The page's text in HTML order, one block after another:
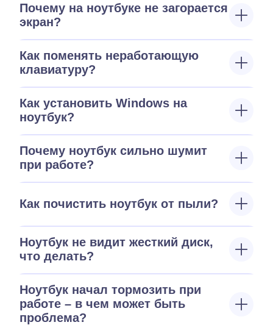
Почему на ноутбуке не загорается
экран?
Как поменять неработающую
клавиатуру?
Как установить Windows на
ноутбук?
Почему ноутбук сильно шумит
при работе?
Как почистить ноутбук от пыли?
Ноутбук не видит жесткий диск,
что делать?
Ноутбук начал тормозить при
работе – в чем может быть
проблема?